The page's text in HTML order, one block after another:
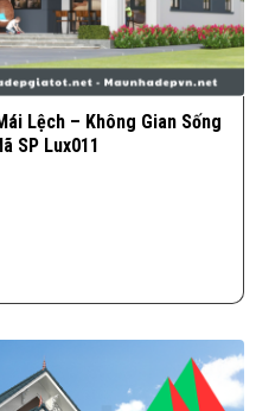
Lệch – Không Gian Sống
SP Lux011